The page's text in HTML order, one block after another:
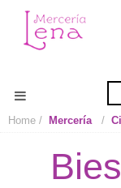
Home Mercería